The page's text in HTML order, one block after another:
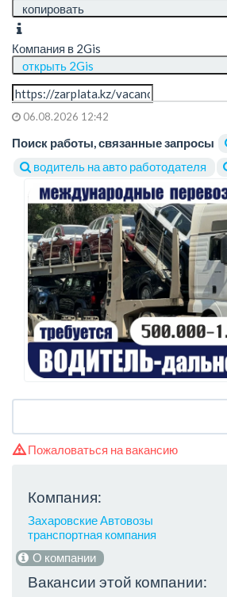
копировать
Компания в 2Gis
открыть 2Gis
06.08.2026 12:42
Поиск работы, связанные запросы
водитель на авто работодателя
Пожаловаться на вакансию
Компания:
Захаровские Автовозы
транспортная компания
О компании
Вакансии этой компании: